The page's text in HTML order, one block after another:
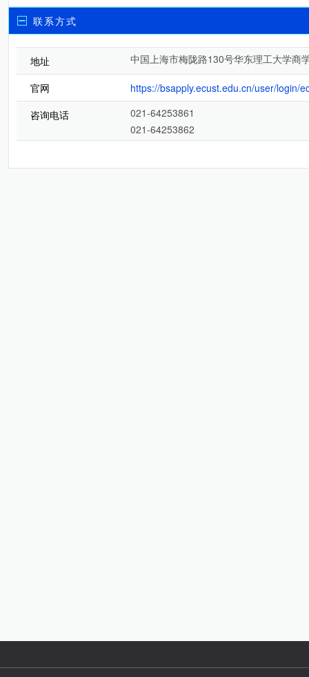
联系方式
地址 中国上海市梅陇路130号华东理工大学商
官网
https://bsapply.ecust.edu.cn/user/login/
咨询电话
021-64253861
021-64253862